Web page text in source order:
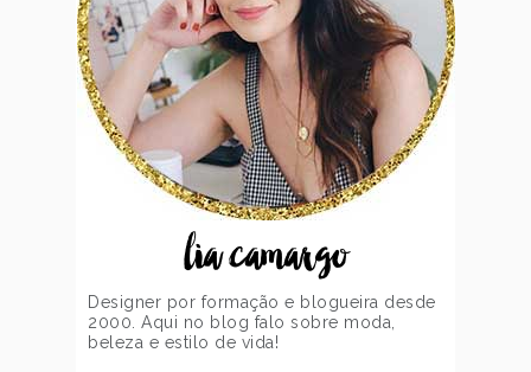
lia camargo
Designer por formação e blogueira desde
2000. Aqui no blog falo sobre moda,
beleza e estilo de vida!